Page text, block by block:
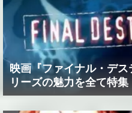
映画『ファイナル・デ
リーズの魅力を全て特集